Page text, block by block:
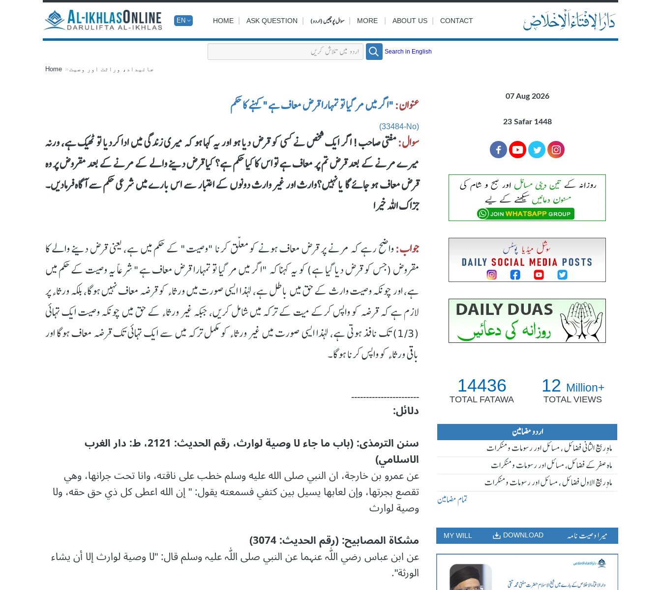
EN HOME ASK QUESTION سوال پوچھیں (اردو) MORE ABOUT US CONTACT
Search in English
Home جائیداد، وراثت اور وصیت
عنوان:"اگر میں مر گیا تو تمہارا قرض معاف ہے" کہنے کا حکم
(33484-No)
سوال:مفتی صاحب! اگر ایک شخص نے کسی کو قرض دیا ہو اور یہ کہا ہو کہ میری زندگی میں ادا کردیا تو ٹھیک ہے، ورنہ
میرے مرنے کے بعد قرض تم پر معاف ہے تو اس کا کیا حکم ہے؟ کیا قرض دینے والے کے مرنے کے بعد مقروض پر وہ
قرض معاف ہو جائے گا یا نہیں؟وارث اور غیر وارث دونوں کے اعتبار سے اس بارے میں شرعی حکم سے آگاہ فرمادیں۔
جزاک اللہ خیرا
جواب:واضح رہے کہ مرنے پر قرض معاف ہونے کو معلّق کرنا "وصیت" کے حکم میں ہے، یعنی قرض دینے والے کا
مقروض (جس کو قرض دیا گیا ہے) کو یہ کہنا کہ "اگر میں مر گیا تو تمہارا قرض معاف ہے" شرعاً یہ وصیت کے حکم میں
ہے، اور چونکہ وصیت وارث کے حق میں باطل ہے، لہذا ایسی صورت میں ورثاء کو قرضہ معاف نہیں ہوگا، بلکہ ورثاء پر
لازم ہے کہ قرضہ کو واپس کرکے میت کے ترکہ میں شامل کریں، جبکہ غیر ورثاء کے حق میں چونکہ وصیت ایک تہائی
(1/3) تک نافذ ہوتی ہے، لہذا ایسی صورت میں غیر ورثاء کو مکمل ترکہ میں سے ایک تہائی تک قرضہ معاف ہوگا اور
باقی ورثاء کو واپس کرنا ہوگا۔
۔۔۔۔۔۔۔۔۔۔۔۔۔۔۔۔۔۔۔۔۔۔۔
دلائل:
سنن الترمذی: (باب ما جاء لا وصية لوارث، رقم الحدیث: 2121، ط: دار الغرب
الاسلامي)
عن عمرو بن خارجة، ان النبي صلى الله عليه وسلم خطب على ناقته، وانا تحت جرانها، وهي
تقصع بجرتها، وإن لعابها يسيل بين كتفي فسمعته يقول: " إن الله اعطى كل ذي حق حقه، ولا
وصية لوارث
مشکاۃ المصابیح: (رقم الحدیث: 3074)
عن ابن عباس رضي اللّٰہ عنہما عن النبي صلی اللّٰہ علیہ وسلم قال: "لا وصیة لوارث إلا أن یشاء
الورثة".
07 Aug 2026
23 Safar 1448
14436
TOTAL FATAWA
12 Million+
TOTAL VIEWS
اردو مضامین
ماہ ِربیع الثانی فضائل ، مسائل اور رسومات و منکرات
ماہ صفر کے فضائل، مسائل اور رسومات و منکرات
ماہ ِربیع الاول فضائل ، مسائل اور رسومات و منکرات
تمام مضامین
MY WILL DOWNLOAD میرا وصیت نامہ